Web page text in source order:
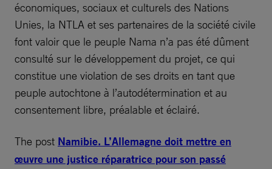
économiques, sociaux et culturels des Nations
Unies, la NTLA et ses partenaires de la société civile
font valoir que le peuple Nama n’a pas été dûment
consulté sur le développement du projet, ce qui
constitue une violation de ses droits en tant que
peuple autochtone à l’autodétermination et au
consentement libre, préalable et éclairé.
The post Namibie. L’Allemagne doit mettre en
œuvre une justice réparatrice pour son passé